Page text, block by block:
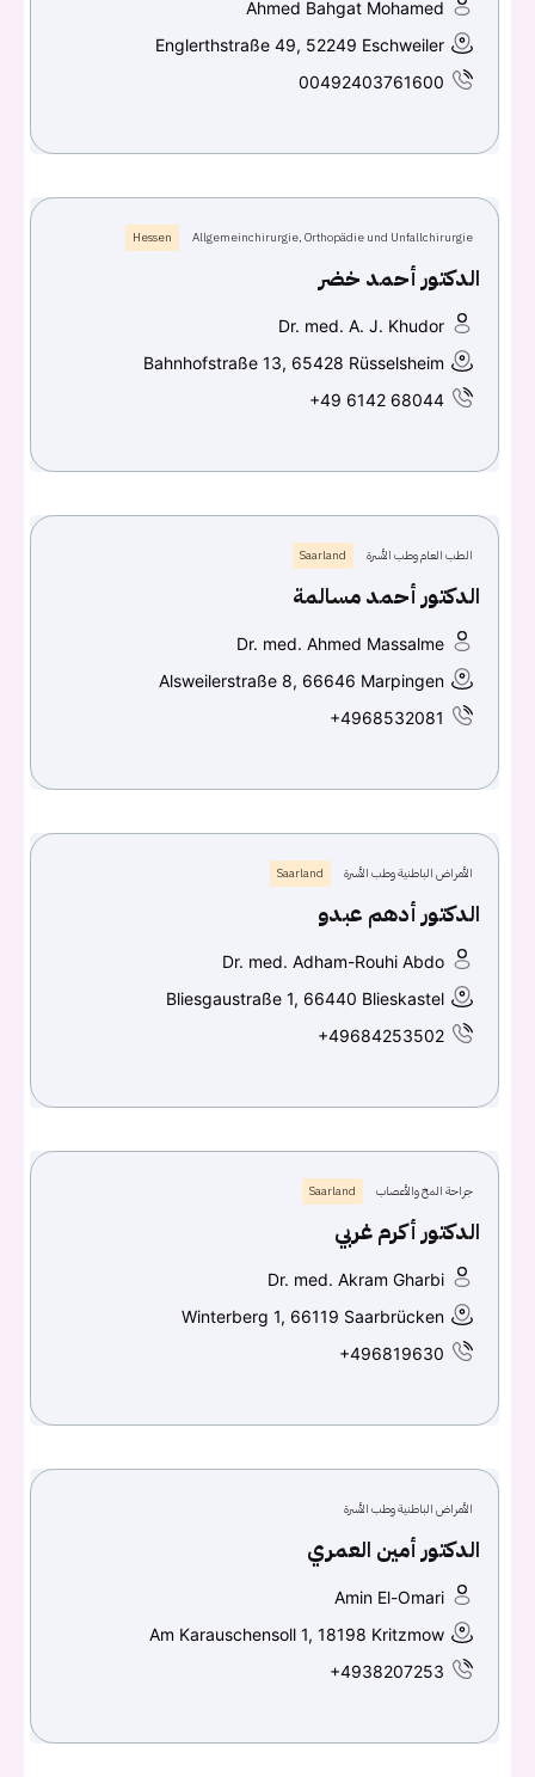
Ahmed Bahgat Mohamed
Englerthstraße 49, 52249 Eschweiler
00492403761600
Allgemeinchirurgie, Orthopädie und Unfallchirurgie
Hessen
الدكتور أحمد خضر
Dr. med. A. J. Khudor
Bahnhofstraße 13, 65428 Rüsselsheim
+49 6142 68044
الطب العام وطب الأسرة Saarland
الدكتور أحمد مسالمة
Dr. med. Ahmed Massalme
Alsweilerstraße 8, 66646 Marpingen
+4968532081
الأمراض الباطنية وطب الأسرة Saarland
الدكتور أدهم عبدو
Dr. med. Adham-Rouhi Abdo
Bliesgaustraße 1, 66440 Blieskastel
+49684253502
جراحة المخ والأعصاب Saarland
الدكتور أكرم غربي
Dr. med. Akram Gharbi
Winterberg 1, 66119 Saarbrücken
+496819630
الأمراض الباطنية وطب الأسرة
الدكتور أمين العمري
Amin El-Omari
Am Karauschensoll 1, 18198 Kritzmow
+4938207253